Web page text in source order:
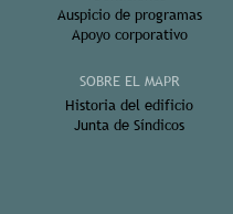
Auspicio de programas
Apoyo corporativo
SOBRE EL MAPR
Historia del edificio
Junta de Síndicos